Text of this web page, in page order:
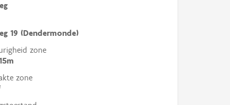
19 (Dendermonde)
zone
zone